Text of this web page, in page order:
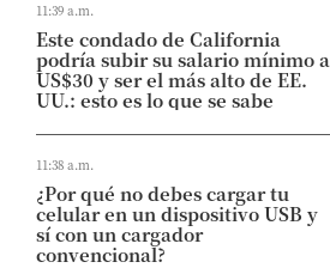
11:39 a.m.
Este condado de California
podría subir su salario mínimo a
US$30 y ser el más alto de EE.
UU.: esto es lo que se sabe
11:38 a.m.
¿Por qué no debes cargar tu
celular en un dispositivo USB y
sí con un cargador
convencional?